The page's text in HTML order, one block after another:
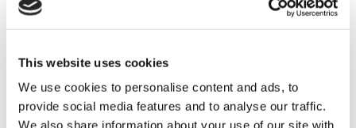
This website uses cookies
We use cookies to personalise content and ads, to
provide social media features and to analyse our traffic.
We also share information about your use of our site with
Vampire Facelift
Lipo 360 Veuillez vous renseigner
Septorhinoplastie Veuillez vous renseigner
Lifting Néfertiti Veuillez vous renseigner
J Plasma Veuillez vous renseigner
Veuillez vous renseigner